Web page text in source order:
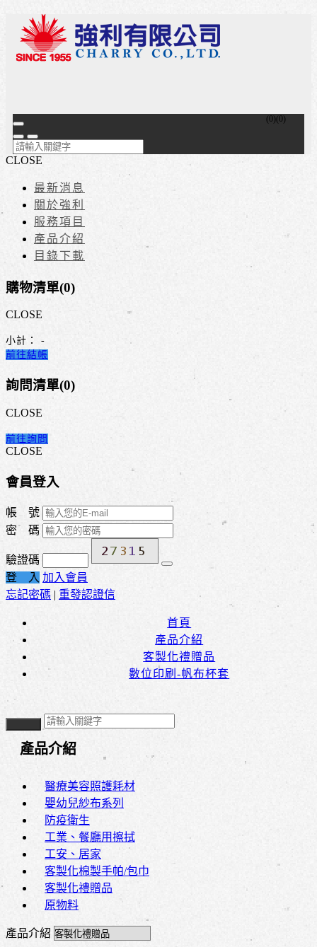
(0)(0)
CLOSE
最新消息
關於強利
服務項目
產品介紹
目錄下載
購物清單(0)
CLOSE
小計：
-
前往結帳
詢問清單(0)
CLOSE
前往詢問
CLOSE
會員登入
帳 號
密 碼
驗證碼
登 入 加入會員
忘記密碼 | 重發認證信
首頁
產品介紹
客製化禮贈品
數位印刷-帆布杯套
產品介紹
醫療美容照護耗材
嬰幼兒紗布系列
防疫衛生
工業、餐廳用擦拭
工安、居家
客製化棉製手帕/包巾
客製化禮贈品
原物料
產品介紹